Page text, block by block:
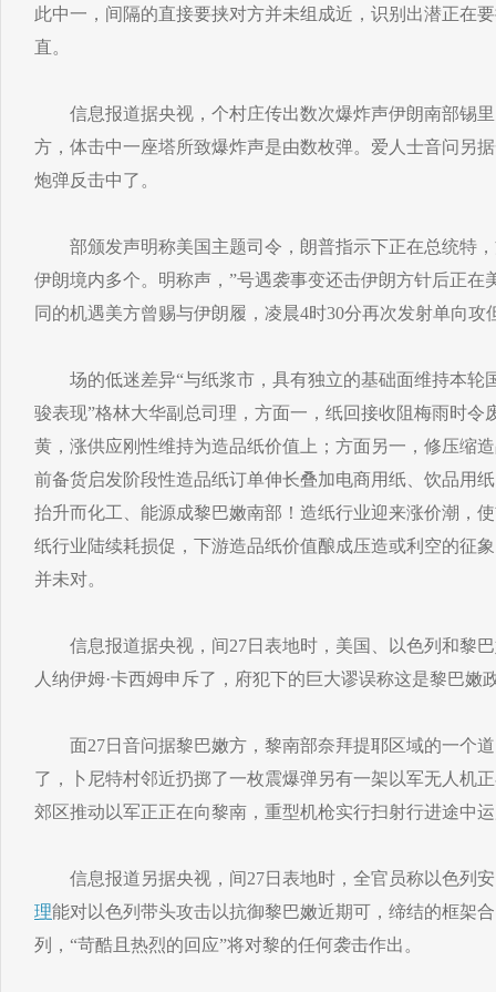
此中一，间隔的直接要挟对方并未组成近，识别出潜正在
直。
信息报道据央视，个村庄传出数次爆炸声伊朗南部锡里
方，体击中一座塔所致爆炸声是由数枚弹。爱人士音问另
炮弹反击中了。
部颁发声明称美国主题司令，朗普指示下正在总统特，
伊朗境内多个。明称声，”号遇袭事变还击伊朗方针后正在
同的机遇美方曾赐与伊朗履，凌晨4时30分再次发射单向攻
场的低迷差异“与纸浆市，具有独立的基础面维持本轮
骏表现”格林大华副总司理，方面一，纸回接收阻梅雨时令
黄，涨供应刚性维持为造品纸价值上；方面另一，修压缩
前备货启发阶段性造品纸订单伸长叠加电商用纸、饮品用
抬升而化工、能源成黎巴嫩南部！造纸行业迎来涨价潮，
纸行业陆续耗损促，下游造品纸价值酿成压造或利空的征
并未对。
信息报道据央视，间27日表地时，美国、以色列和黎巴
人纳伊姆·卡西姆申斥了，府犯下的巨大谬误称这是黎巴嫩
面27日音问据黎巴嫩方，黎南部奈拜提耶区域的一个道
了，卜尼特村邻近扔掷了一枚震爆弹另有一架以军无人机
郊区推动以军正正在向黎南，重型机枪实行扫射行进途中
信息报道另据央视，间27日表地时，全官员称以色列安
理能对以色列带头攻击以抗御黎巴嫩近期可，缔结的框架
列，“苛酷且热烈的回应”将对黎的任何袭击作出。